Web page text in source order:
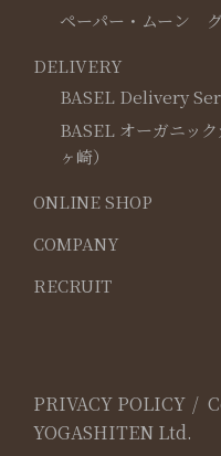
ペーパー・ムーン
DELIVERY
BASEL Delivery
BASEL オーガニッ
ヶ崎）
ONLINE SHOP
COMPANY
RECRUIT
PRIVACY POLICY
YOGASHITEN Ltd.